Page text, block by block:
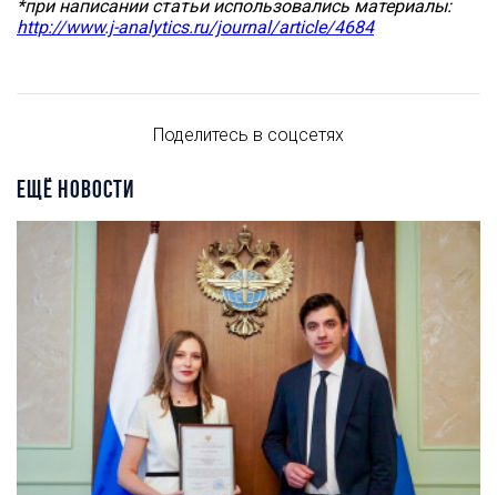
*при написании статьи использовались материалы:
http://www.j-analytics.ru/journal/article/4684
Поделитесь в соцсетях
ЕЩЁ НОВОСТИ